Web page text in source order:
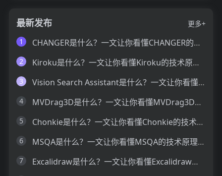
最新发布
更多+
1
CHANGER是什么？一文让你看懂CHANGER的技术原理、主要功能、应用场景
2 Kiroku是什么？一文让你看懂Kiroku的技术原理、主要功能、应用场景
3 Vision Search Assistant是什么？一文让你看懂Vision Search Assistant的技术原理、主要功能、应用场景
4 MVDrag3D是什么？一文让你看懂MVDrag3D的技术原理、主要功能、应用场景
5 Chonkie是什么？一文让你看懂Chonkie的技术原理、主要功能、应用场景
6 MSQA是什么？一文让你看懂MSQA的技术原理、主要功能、应用场景
7 Excalidraw是什么？一文让你看懂Excalidraw的技术原理、主要功能、应用场景